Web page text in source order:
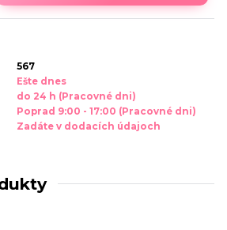
567
Ešte dnes
do 24 h (Pracovné dni)
Poprad 9:00 - 17:00 (Pracovné dni)
Zadáte v dodacích údajoch